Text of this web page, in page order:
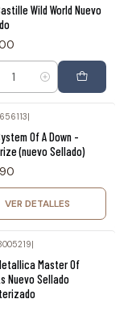
Wild World Nuevo
Of A Down -
(nuevo Sellado)
VER DETALLES
|
Master Of
Nuevo Sellado